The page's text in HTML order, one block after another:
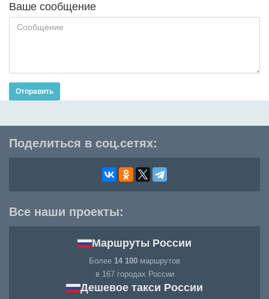
Ваше сообщение
Отправить
Поделиться в соц.сетях:
Все наши проекты:
Маршруты России
Более 14 100 маршрутов
в 167 городах России
Дешевое такси России